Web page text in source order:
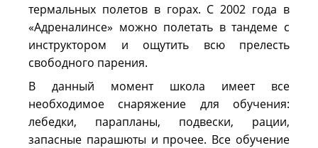
термальных полетов в горах. С 2002 года в
«Адреналинсе» можно полетать в тандеме с
инструктором и ощутить всю прелесть
свободного парения.
В данный момент школа имеет все
необходимое снаряжение для обучения:
лебедки, парапланы, подвески, рации,
запасные парашюты и прочее. Все обучение